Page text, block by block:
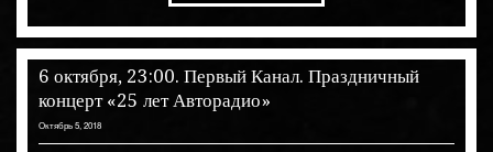
6 октября, 23:00. Первый Канал. Праздничный
концерт «25 лет Авторадио»
Октябрь 5, 2018